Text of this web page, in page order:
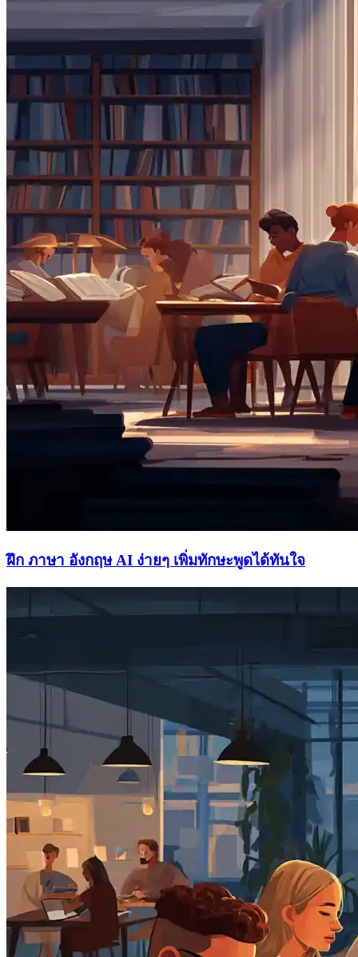
ฝึก ภาษา อังกฤษ AI ง่ายๆ เพิ่มทักษะพูดได้ทันใจ